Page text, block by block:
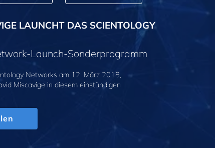
LAUNCHT DAS SCIENTOLOGY
Launch-Sonderprogramm
Networks am 12. März 2018,
Miscavige in diesem einstündigen